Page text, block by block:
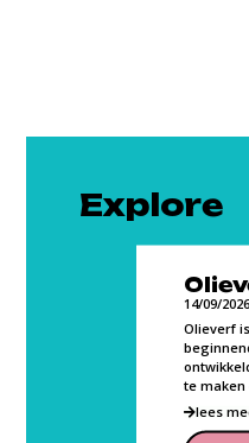
Explore
14/09/2026
Olieverf
te maken
lees